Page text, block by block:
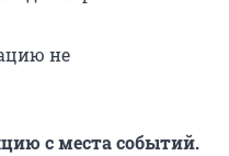
не
с места событий.